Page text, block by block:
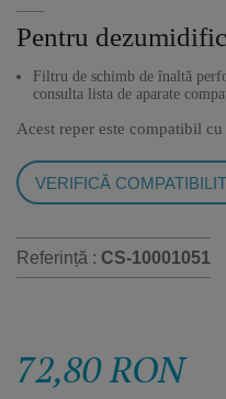
Pentru
Filtru de schimb de înaltă
consulta lista de aparate
Acest reper este compatibil cu
VERIFICĂ
Referință : CS-10001051
72,80 RON